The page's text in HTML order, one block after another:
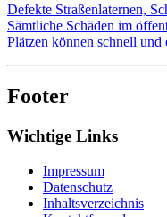
Defekte Straßenlaternen,
Sämtliche Schäden im
Plätzen können schnell
Footer
Wichtige Links
Impressum
Datenschutz
Inhaltsverzeichnis